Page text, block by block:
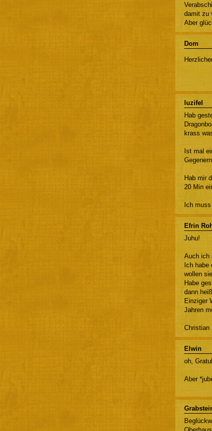
damit zu
Aber
Dom
luzifel
Hab
krass
Ist mal
Hab mir
20 Min
Ich
Efrin
Juhu!
Auch ich
Ich
wollen
Habe
dann
Einziger
Jahren
Christian
Elwin
oh,
Aber